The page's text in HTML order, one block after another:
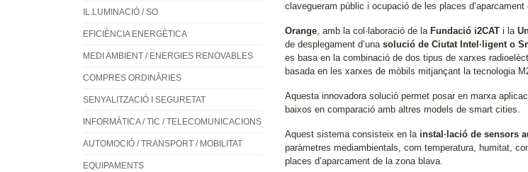
IL.LUMINACIÓ / SO
EFICIÈNCIA ENERGÈTICA
MEDI AMBIENT / ENERGIES RENOVABLES
COMPRES ORDINÀRIES
SENYALITZACIÓ I SEGURETAT
INFORMÀTICA / TIC / TELECOMUNICACIONS
AUTOMOCIÓ / TRANSPORT / MOBILITAT
EQUIPAMENTS
clavegueram públic i ocupació de les places
Orange, amb la col·laboració de laFundació i2CAT i la
de desplegament d’una solució de Ciutat Intel·ligent o
es basa en la combinació de dos tipus de xarxes
basada en les xarxes de mòbils mitjançant la tecnologia
Aquesta innovadora solució permet posar en marxa
baixos en comparació amb altres models de smart cities.
Aquest sistema consisteix en la instal·lació de sensors
paràmetres mediambientals, com temperatura, humitat,
places d’aparcament de la zona blava.